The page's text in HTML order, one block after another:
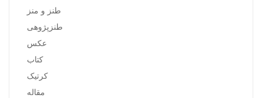
طنز و منز
طنزپژوهی
عکس
کتاب
کرتیک
مقاله